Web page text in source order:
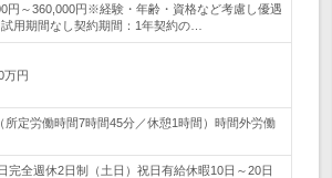
円～360,000円※経験・年齢・資格など考慮し優遇
用期間なし契約期間：1年契約の…
万円
所定労働時間7時間45分／休憩1時間）時間外労働
完全週休2日制（土日）祝日有給休暇10日～20日